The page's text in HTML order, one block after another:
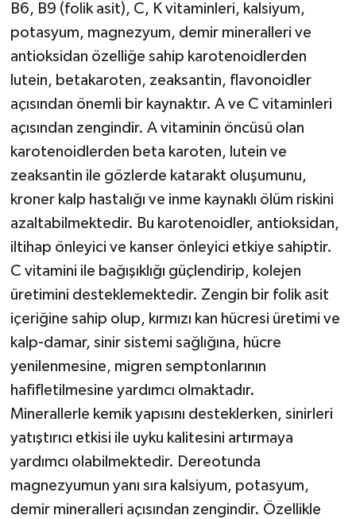
B6, B9 (folik asit), C, K vitaminleri, kalsiyum,
potasyum, magnezyum, demir mineralleri ve
antioksidan özelliğe sahip karotenoidlerden
lutein, betakaroten, zeaksantin, flavonoidler
açısından önemli bir kaynaktır. A ve C vitaminleri
açısından zengindir. A vitaminin öncüsü olan
karotenoidlerden beta karoten, lutein ve
zeaksantin ile gözlerde katarakt oluşumunu,
kroner kalp hastalığı ve inme kaynaklı ölüm riskini
azaltabilmektedir. Bu karotenoidler, antioksidan,
iltihap önleyici ve kanser önleyici etkiye sahiptir.
C vitamini ile bağışıklığı güçlendirip, kolejen
üretimini desteklemektedir. Zengin bir folik asit
içeriğine sahip olup, kırmızı kan hücresi üretimi ve
kalp-damar, sinir sistemi sağlığına, hücre
yenilenmesine, migren semptonlarının
hafifletilmesine yardımcı olmaktadır.
Minerallerle kemik yapısını desteklerken, sinirleri
yatıştırıcı etkisi ile uyku kalitesini artırmaya
yardımcı olabilmektedir. Dereotunda
magnezyumun yanı sıra kalsiyum, potasyum,
demir mineralleri açısından zengindir. Özellikle